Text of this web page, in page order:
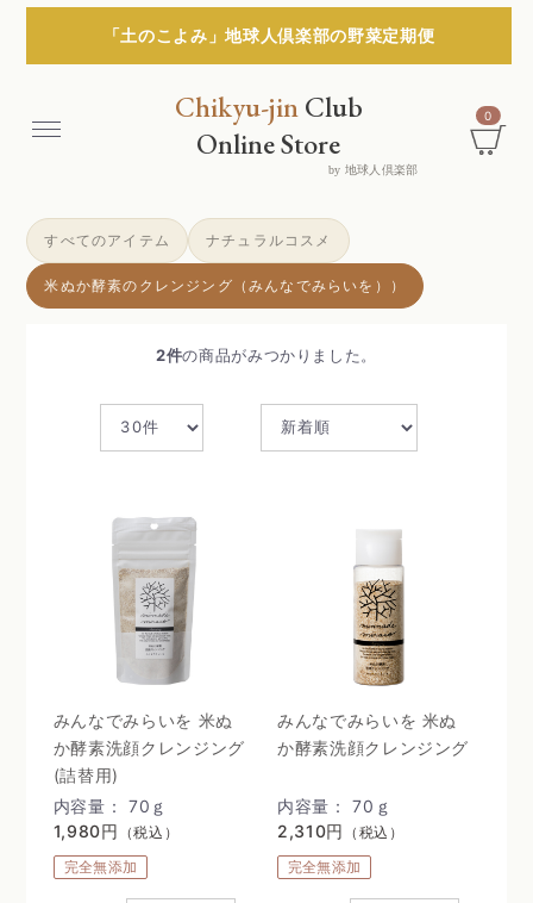
Menu
「土のこよみ」地球人倶楽部の野菜定期便
Chikyu-jinClub
Online Store
by 地球人倶楽部
0
すべてのアイテム ナチュラルコスメ
米ぬか酵素のクレンジング（みんなでみらいを））
2件の商品がみつかりました。
みんなでみらいを 米ぬ
か酵素洗顔クレンジング
(詰替用)
内容量： 70ｇ
1,980円 （税込）
完全無添加
みんなでみらいを 米ぬ
か酵素洗顔クレンジング
内容量： 70ｇ
2,310円 （税込）
完全無添加